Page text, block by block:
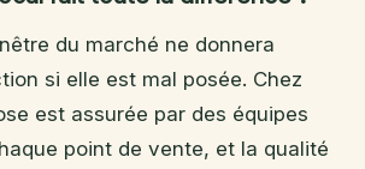
du marché ne donnera
si elle est mal posée. Chez
est assurée par des équipes
point de vente, et la qualité